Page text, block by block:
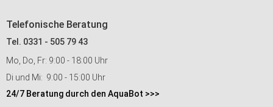
Telefonische Beratung
Tel. 0331 - 505 79 43
Mo, Do, Fr: 9:00 - 18:00 Uhr
Di und Mi: 9:00 - 15:00 Uhr
24/7 Beratung durch den AquaBot >>>